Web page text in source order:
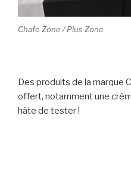
Chafe Zone / Plus Zone
Des produits de la marque
offert, notamment une
hâte de tester !